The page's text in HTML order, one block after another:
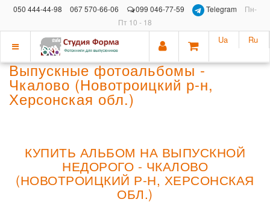
050 444-44-98 067 570-66-06 099 046-77-59 Telegram
Пн-
Пт 10 - 18
Показать
меню
Ua Ru
Выпускные фотоальбомы -
Чкалово (Новотроицкий р-н,
Херсонская обл.)
КУПИТЬ АЛЬБОМ НА ВЫПУСКНОЙ
НЕДОРОГО - ЧКАЛОВО
(НОВОТРОИЦКИЙ Р-Н, ХЕРСОНСКАЯ
ОБЛ.)